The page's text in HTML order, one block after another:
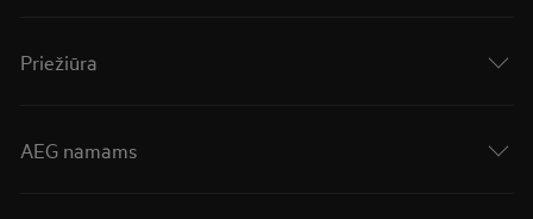
Priežiūra
AEG namams